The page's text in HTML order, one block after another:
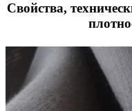
Свойства,